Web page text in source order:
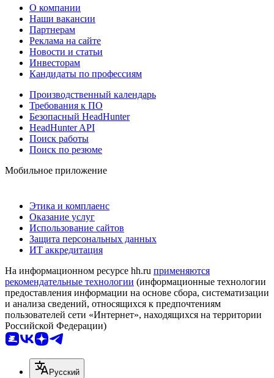
О компании
Наши вакансии
Партнерам
Реклама на сайте
Новости и статьи
Инвесторам
Кандидаты по профессиям
Производственный календарь
Требования к ПО
Безопасный HeadHunter
HeadHunter API
Поиск работы
Поиск по резюме
Мобильное приложение
Этика и комплаенс
Оказание услуг
Использование сайтов
Защита персональных данных
ИТ аккредитация
На информационном ресурсе hh.ru применяются
рекомендательные технологии (информационные технологии
предоставления информации на основе сбора, систематизации
и анализа сведений, относящихся к предпочтениям
пользователей сети «Интернет», находящихся на территории
Российской Федерации)
Русский